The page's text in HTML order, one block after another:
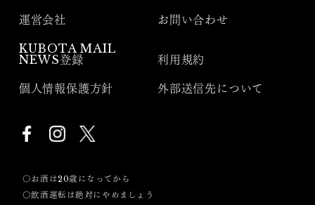
運営会社 お問い合わせ
KUBOTA MAIL
NEWS登録
利用規約
個人情報保護方針 外部送信先について
〇お酒は20歳になってから
〇飲酒運転は絶対にやめましょう